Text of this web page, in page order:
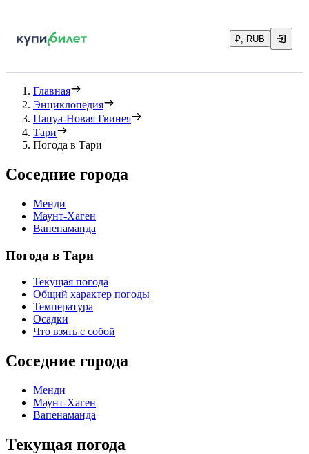
₽, RUB
Главная
Энциклопедия
Папуа-Новая Гвинея
Тари
Погода в Тари
Соседние города
Менди
Маунт-Хаген
Вапенаманда
Погода в Тари
Текущая погода
Общий характер погоды
Температура
Осадки
Что взять с собой
Соседние города
Менди
Маунт-Хаген
Вапенаманда
Текущая погода